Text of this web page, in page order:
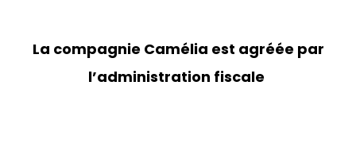
La compagnie Camélia est agréée par
l’administration fiscale